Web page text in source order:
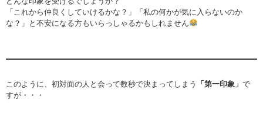
「これから仲良くしていけるかな？」「私の何かが気に入らないのか
な？」と不安になる方もいらっしゃるかもしれません
このように、初対面の人と会って数秒で決まってしまう 「第一印象」 で
すが・・・